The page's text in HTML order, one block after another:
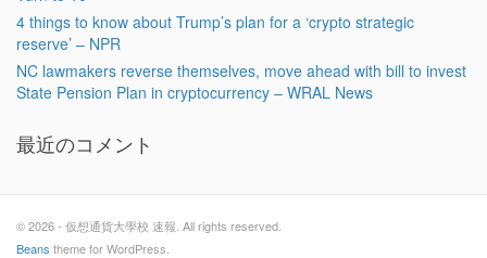
4 things to know about Trump’s plan for a ‘crypto strategic
reserve’ – NPR
NC lawmakers reverse themselves, move ahead with bill to invest
State Pension Plan in cryptocurrency – WRAL News
最近のコメント
© 2026 - 仮想通貨大學校 速報. All rights reserved.
Beans theme for WordPress.